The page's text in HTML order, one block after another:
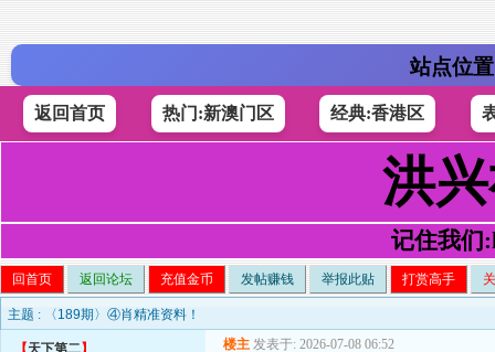
站点位
返回首页 热门:新澳门区 经典:香港区
洪
记住我们
回首页 返回论坛 充值金币 发帖赚钱 举报此贴 打赏高手
主题 : 〈189期〉④肖精准资料！
【天下第二】 楼主 发表于: 2026-07-08 06:52